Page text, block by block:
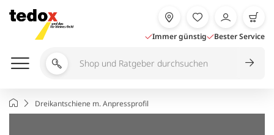
Inhalt
springen
Immer günstig Bester Service
Shop
durchsuchen
StartseiteDreikantschiene m. Anpressprofil